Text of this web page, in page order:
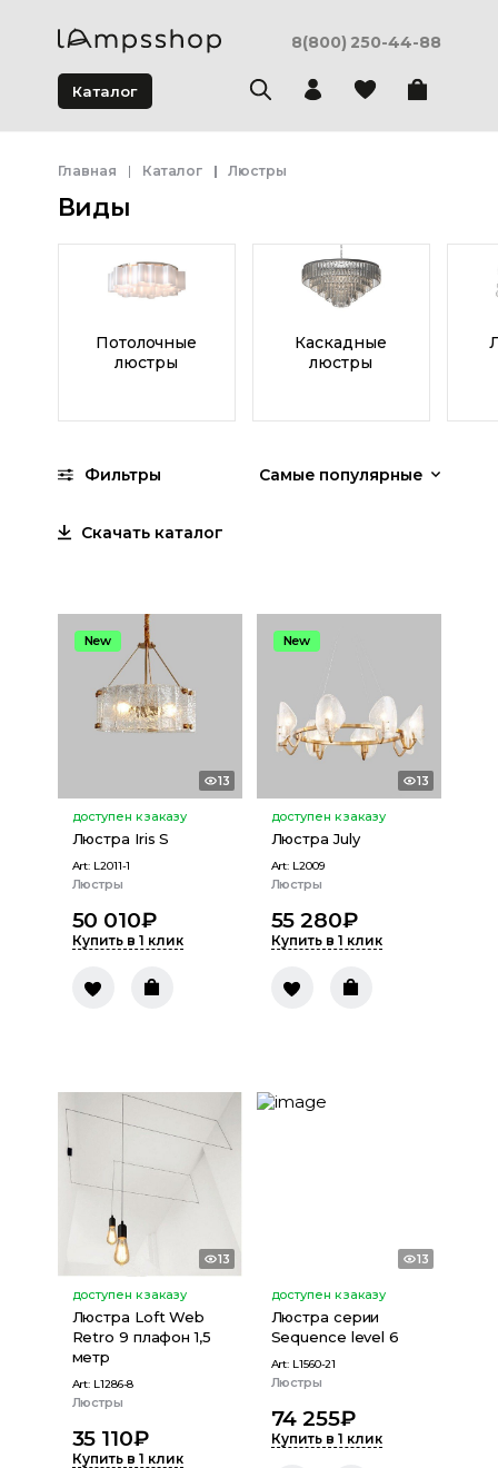
8(800) 250-44-88
Каталог
Главная Каталог Люстры
Виды
Потолочные
люстры
Каскадные
люстры
Фильтры Самые популярные
Скачать каталог
New
13
доступен к заказу
Люстра Iris S
Art: L2011-1
Люстры
50 010₽
Купить в 1 клик
New
13
доступен к заказу
Люстра July
Art: L2009
Люстры
55 280₽
Купить в 1 клик
13
доступен к заказу
Люстра Loft Web
Retro 9 плафон 1,5
метр
Art: L1286-8
Люстры
35 110₽
Купить в 1 клик
13
доступен к заказу
Люстра серии
Sequence level 6
Art: L1560-21
Люстры
74 255₽
Купить в 1 клик